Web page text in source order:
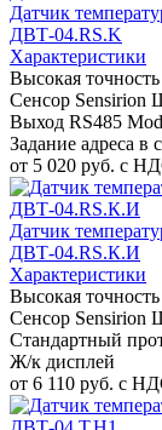
Датчик
ДВТ-04.RS.K
Характеристики
Высокая точность
Сенсор Sensirion
Выход RS485
Задание адреса
от 5 020 руб. с
Датчик
ДВТ-04.RS.К.И
Характеристики
Высокая точность
Сенсор Sensirion
Стандартный
Ж/к дисплей
от 6 110 руб. с